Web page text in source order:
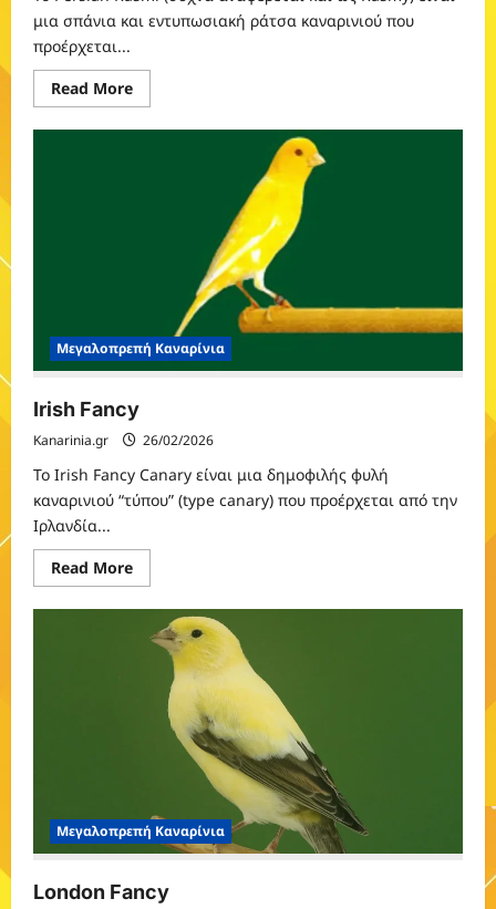
μια σπάνια και εντυπωσιακή ράτσα καναρινιού που
προέρχεται...
Read MoreRead
more
Persian
Μεγαλοπρεπή Καναρίνια
Irish Fancy
Kanarinia.gr 26/02/2026
Το Irish Fancy Canary είναι μια δημοφιλής φυλή
καναρινιού “τύπου” (type canary) που προέρχεται από την
Ιρλανδία...
Read MoreRead
more
Irish
Fancy
Μεγαλοπρεπή Καναρίνια
London Fancy